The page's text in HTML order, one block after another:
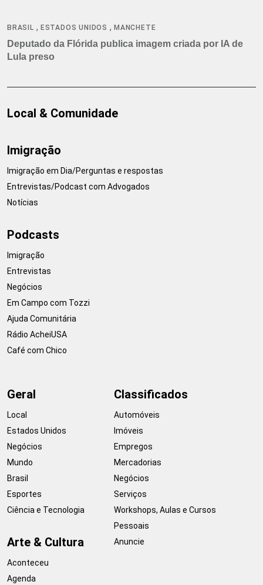
BRASIL , ESTADOS UNIDOS ,MANCHETE
Deputado da Flórida publica imagem criada por IA de
Lula preso
Local & Comunidade
Imigração
Imigração em Dia/Perguntas e respostas
Entrevistas/Podcast com Advogados
Notícias
Podcasts
Imigração
Entrevistas
Negócios
Em Campo com Tozzi
Ajuda Comunitária
Rádio AcheiUSA
Café com Chico
Geral
Local
Estados Unidos
Negócios
Mundo
Brasil
Esportes
Ciência e Tecnologia
Arte & Cultura
Aconteceu
Agenda
Classificados
Automóveis
Imóveis
Empregos
Mercadorias
Negócios
Serviços
Workshops, Aulas e Cursos
Pessoais
Anuncie